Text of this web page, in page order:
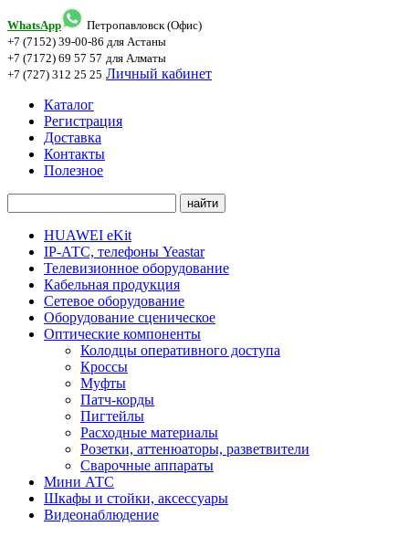
WhatsApp
Петропавловск (Офис)
+7 (7152) 39-00-86 для Астаны
+7 (7172) 69 57 57 для Алматы
+7 (727) 312 25 25 Личный кабинет
Каталог
Регистрация
Доставка
Контакты
Полезное
HUAWEI eKit
IP-АТС, телефоны Yeastar
Телевизионное оборудование
Кабельная продукция
Сетевое оборудование
Оборудование сценическое
Оптические компоненты
Колодцы оперативного доступа
Кроссы
Муфты
Патч-корды
Пигтейлы
Расходные материалы
Розетки, аттенюаторы, разветвители
Сварочные аппараты
Мини АТС
Шкафы и стойки, аксессуары
Видеонаблюдение